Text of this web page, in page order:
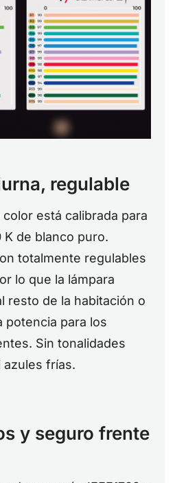
regulable
está calibrada para
de blanco puro.
totalmente regulables
lo que la lámpara
resto de la habitación o
potencia para los
Sin tonalidades
azules frías.
y seguro frente